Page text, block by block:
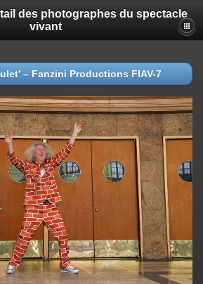
des photographes du spectacle
vivant
– Fanzini Productions FIAV-7